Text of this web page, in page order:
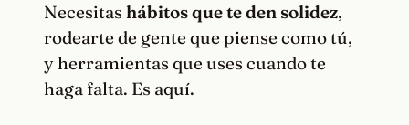
Necesitas hábitos que te den solidez,
rodearte de gente que piense como tú,
y herramientas que uses cuando te
haga falta. Es aquí.